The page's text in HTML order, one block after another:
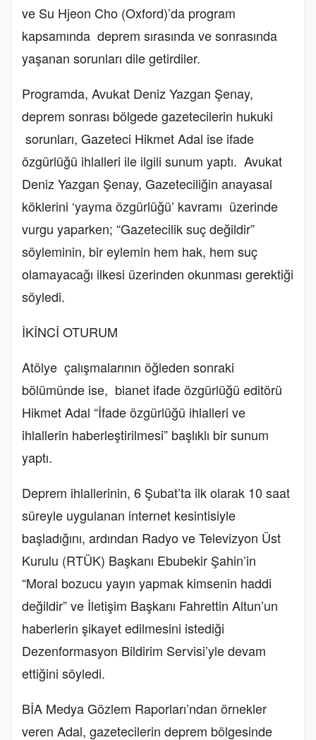
ve Su Hjeon Cho (Oxford)’da program
kapsamında deprem sırasında ve sonrasında
yaşanan sorunları dile getirdiler.
Programda, Avukat Deniz Yazgan Şenay,
deprem sonrası bölgede gazetecilerin hukuki
sorunları, Gazeteci Hikmet Adal ise ifade
özgürlüğü ihlalleri ile ilgili sunum yaptı. Avukat
Deniz Yazgan Şenay, Gazeteciliğin anayasal
köklerini ‘yayma özgürlüğü’ kavramı üzerinde
vurgu yaparken; “Gazetecilik suç değildir”
söyleminin, bir eylemin hem hak, hem suç
olamayacağı ilkesi üzerinden okunması gerektiği
söyledi.
İKİNCİ OTURUM
Atölye çalışmalarının öğleden sonraki
bölümünde ise, bianet ifade özgürlüğü editörü
Hikmet Adal “İfade özgürlüğü ihlalleri ve
ihlallerin haberleştirilmesi” başlıklı bir sunum
yaptı.
Deprem ihlallerinin, 6 Şubat’ta ilk olarak 10 saat
süreyle uygulanan internet kesintisiyle
başladığını, ardından Radyo ve Televizyon Üst
Kurulu (RTÜK) Başkanı Ebubekir Şahin’in
“Moral bozucu yayın yapmak kimsenin haddi
değildir” ve İletişim Başkanı Fahrettin Altun’un
haberlerin şikayet edilmesini istediği
Dezenformasyon Bildirim Servisi’yle devam
ettiğini söyledi.
BİA Medya Gözlem Raporları’ndan örnekler
veren Adal, gazetecilerin deprem bölgesinde